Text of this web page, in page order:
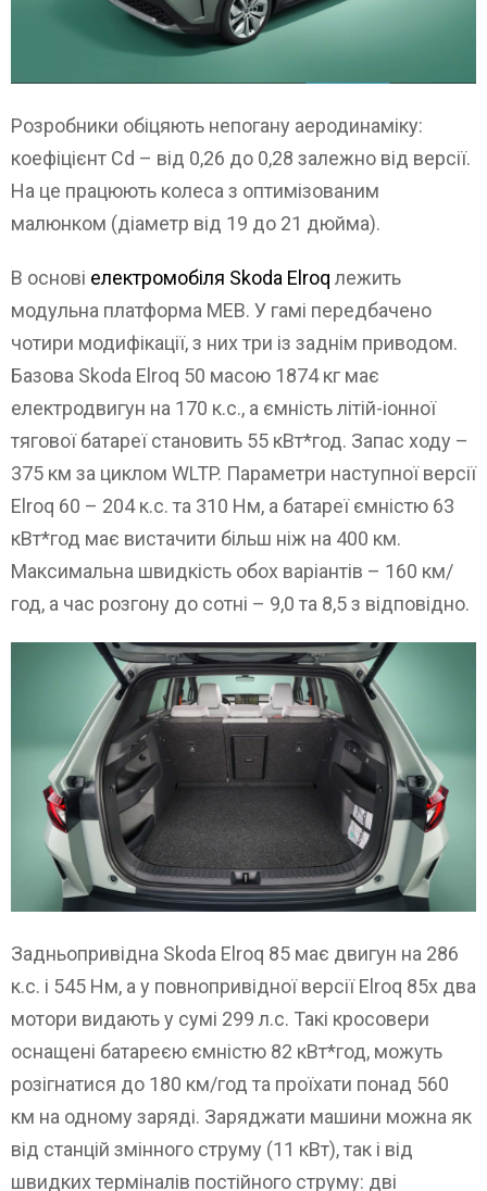
Розробники обіцяють непогану аеродинаміку:
коефіцієнт Cd – від 0,26 до 0,28 залежно від версії.
На це працюють колеса з оптимізованим
малюнком (діаметр від 19 до 21 дюйма).
В основі електромобіля Skoda Elroq лежить
модульна платформа MEB. У гамі передбачено
чотири модифікації, з них три із заднім приводом.
Базова Skoda Elroq 50 масою 1874 кг має
електродвигун на 170 к.с., а ємність літій-іонної
тягової батареї становить 55 кВт*год. Запас ходу –
375 км за циклом WLTP. Параметри наступної версії
Elroq 60 – 204 к.с. та 310 Нм, а батареї ємністю 63
кВт*год має вистачити більш ніж на 400 км.
Максимальна швидкість обох варіантів – 160 км/
год, а час розгону до сотні – 9,0 та 8,5 з відповідно.
Задньопривідна Skoda Elroq 85 має двигун на 286
к.с. і 545 Нм, а у повнопривідної версії Elroq 85x два
мотори видають у сумі 299 л.с. Такі кросовери
оснащені батареєю ємністю 82 кВт*год, можуть
розігнатися до 180 км/год та проїхати понад 560
км на одному заряді. Заряджати машини можна як
від станцій змінного струму (11 кВт), так і від
швидких терміналів постійного струму: дві